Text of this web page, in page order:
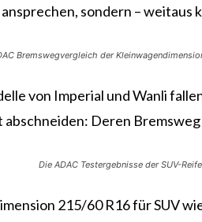
sondern –
Bremswegvergleich der
von Imperial und Wanli
abschneiden: Deren
Die ADAC Testergebnisse der SUV-
215/60 R16 für SUV